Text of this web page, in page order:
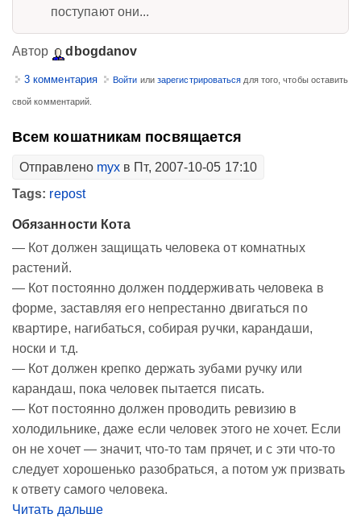
поступают они...
Автор dbogdanov
3 комментария Войти или зарегистрироваться для того, чтобы оставить
свой комментарий.
Всем кошатникам посвящается
Отправлено myx в Пт, 2007-10-05 17:10
Tags: repost
Обязанности Кота
— Кот должен защищать человека от комнатных
растений.
— Кот постоянно должен поддерживать человека в
форме, заставляя его непрестанно двигаться по
квартире, нагибаться, собирая ручки, карандаши,
носки и т.д.
— Кот должен крепко держать зубами ручку или
карандаш, пока человек пытается писать.
— Кот постоянно должен проводить ревизию в
холодильнике, даже если человек этого не хочет. Если
он не хочет — значит, что-то там прячет, и с эти что-то
следует хорошенько разобраться, а потом уж призвать
к ответу самого человека.
Читать дальше